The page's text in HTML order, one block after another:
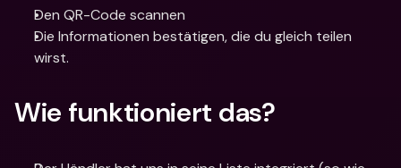
Den QR-Code scannen
Die Informationen bestätigen, die du gleich teilen
wirst.
Wie funktioniert das?